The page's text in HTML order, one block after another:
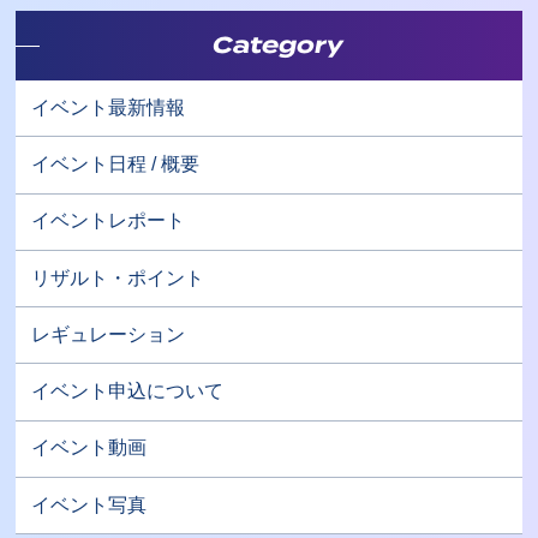
Category
イベント最新情報
イベント日程 / 概要
イベントレポート
リザルト・ポイント
レギュレーション
イベント申込について
イベント動画
イベント写真